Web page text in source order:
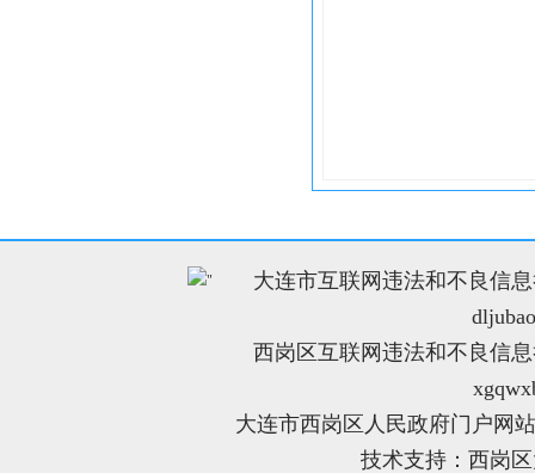
"
大连市互联网违法和不良信
西岗区互联网违法和不良信
大连市西岗区人民政府门户网
技术支持：西岗